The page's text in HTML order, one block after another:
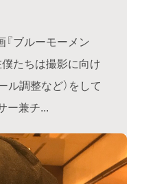
『ブルーモーメン
僕たちは撮影に向け
ル調整など）をして
ー兼チ...